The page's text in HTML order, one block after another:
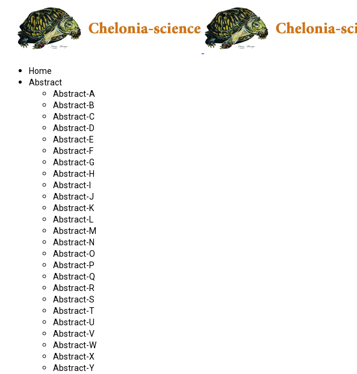
Home
Abstract
Abstract-A
Abstract-B
Abstract-C
Abstract-D
Abstract-E
Abstract-F
Abstract-G
Abstract-H
Abstract-I
Abstract-J
Abstract-K
Abstract-L
Abstract-M
Abstract-N
Abstract-O
Abstract-P
Abstract-Q
Abstract-R
Abstract-S
Abstract-T
Abstract-U
Abstract-V
Abstract-W
Abstract-X
Abstract-Y